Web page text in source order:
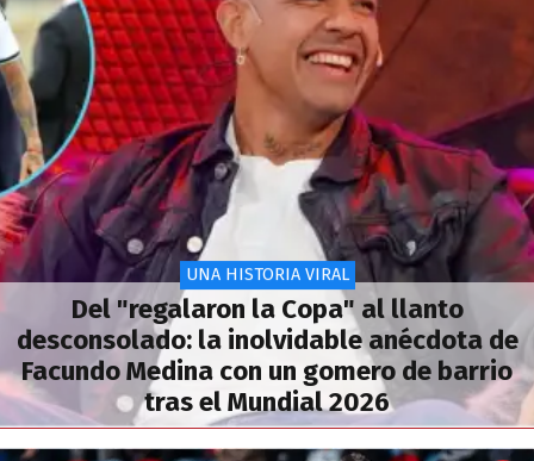
UNA HISTORIA VIRAL
Del "regalaron la Copa" al llanto
desconsolado: la inolvidable anécdota de
Facundo Medina con un gomero de barrio
tras el Mundial 2026